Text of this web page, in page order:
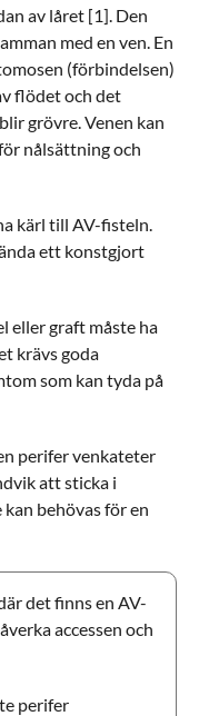
av låret [1]. Den
med en ven. En
(förbindelsen)
flödet och det
grövre. Venen kan
nålsättning och
kärl till AV-fisteln.
ett konstgjort
eller graft måste ha
krävs goda
som kan tyda på
perifer venkateter
att sticka i
behövas för en
det finns en AV-
accessen och
perifer